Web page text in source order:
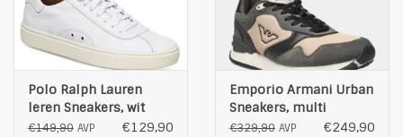
Polo Ralph Lauren
leren Sneakers, wit
€149,90 AVP €129,90
Emporio Armani Urban
Sneakers, multi
€329,90 AVP €249,90